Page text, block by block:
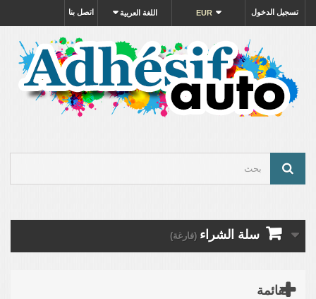
تسجيل الدخول EUR اللغة العربية اتصل بنا
سلة الشراء (فارغة)
القائمة